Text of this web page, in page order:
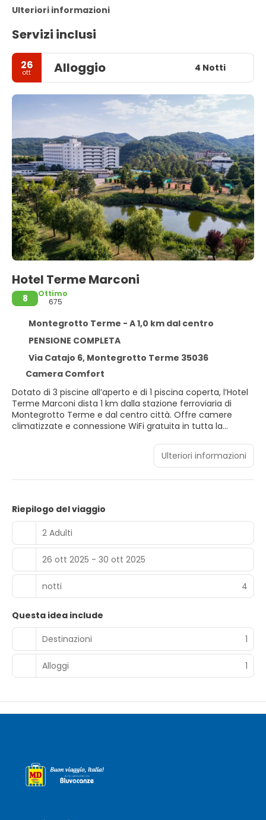
Ulteriori informazioni
Servizi inclusi
26
ott Alloggio 4 Notti
Hotel Terme Marconi
8
Ottimo
675
Montegrotto Terme - A 1,0 km dal centro
PENSIONE COMPLETA
Via Catajo 6, Montegrotto Terme 35036
Camera Comfort
Dotato di 3 piscine all’aperto e di 1 piscina coperta, l’Hotel
Terme Marconi dista 1 km dalla stazione ferroviaria di
Montegrotto Terme e dal centro città. Offre camere
climatizzate e connessione WiFi gratuita in tutta la
Le camere dell’hotel Terme Marconi a 3 stelle sono
dotate di TV a schermo piatto, scrivania e cassaforte. Nel
bagno privato sono disponibili un asciugacapelli e un set
di cortesia. La spa dell’hotel è dotata di centro fitness,
possibile richiedere l’opzione Thermal Card oppure
prenotare trattamenti e servizi specifici. Gli ampi giardini
includono campi da tennis. La struttura mette a vostra
disposizione un servizio di noleggio biciclette. Al mattino vi
attende una colazione a buffet con cibi dolci e salati. Il
ristorante è specializzato in cucina internazionale. La
struttura dista 4 km da Abano Terme, mentre Venezia è
raggiungibile in 40 minuti di auto. Di fronte all’hotel ferma
un autobus che porta a Padova.
Ulteriori informazioni
Riepilogo del viaggio
2 Adulti
26 ott 2025 - 30 ott 2025
notti 4
Questa idea include
Destinazioni
1
Alloggi 1